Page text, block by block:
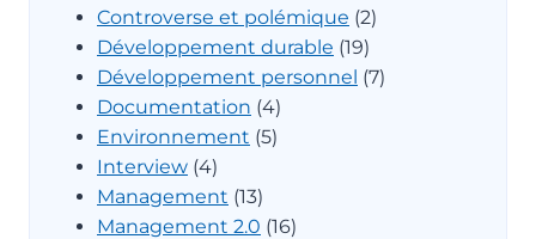
Controverse et polémique (2)
Développement durable (19)
Développement personnel (7)
Documentation (4)
Environnement (5)
Interview (4)
Management (13)
Management 2.0 (16)